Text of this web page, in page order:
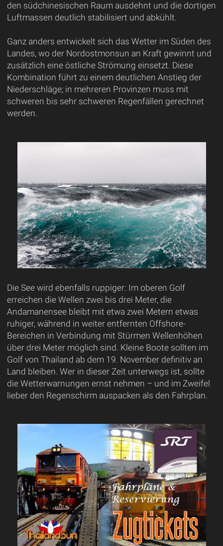
den südchinesischen Raum ausdehnt und die dortigen
Luftmassen deutlich stabilisiert und abkühlt.
Ganz anders entwickelt sich das Wetter im Süden des
Landes, wo der Nordostmonsun an Kraft gewinnt und
zusätzlich eine östliche Strömung einsetzt. Diese
Kombination führt zu einem deutlichen Anstieg der
Niederschläge; in mehreren Provinzen muss mit
schweren bis sehr schweren Regenfällen gerechnet
werden.
Die See wird ebenfalls ruppiger: Im oberen Golf
erreichen die Wellen zwei bis drei Meter, die
Andamanensee bleibt mit etwa zwei Metern etwas
ruhiger, während in weiter entfernten Offshore-
Bereichen in Verbindung mit Stürmen Wellenhöhen
über drei Meter möglich sind. Kleine Boote sollten im
Golf von Thailand ab dem 19. November definitiv an
Land bleiben. Wer in dieser Zeit unterwegs ist, sollte
die Wetterwarnungen ernst nehmen – und im Zweifel
lieber den Regenschirm auspacken als den Fahrplan.